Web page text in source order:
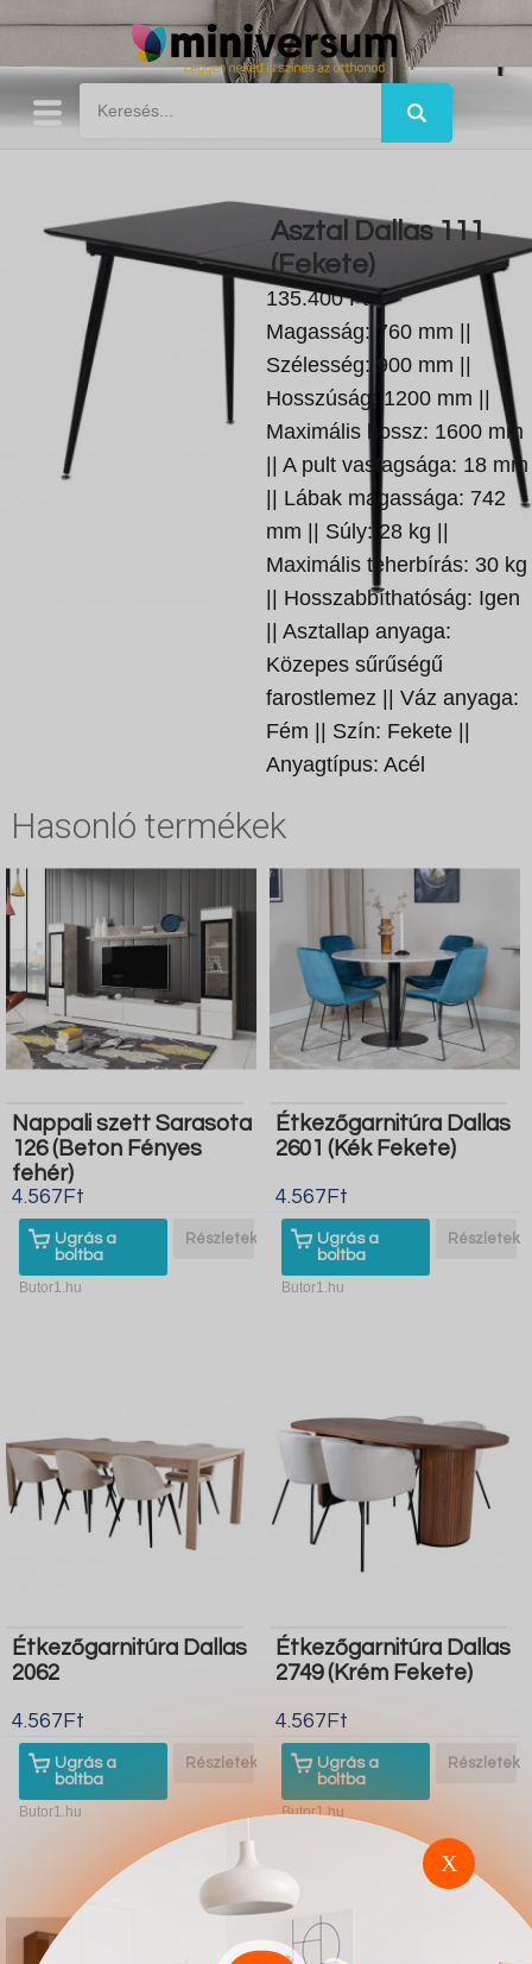
Asztal Dallas 111
(Fekete)
135.400 Ft
Magasság: 760 mm ||
Szélesség: 900 mm ||
Hosszúság: 1200 mm ||
Maximális hossz: 1600 mm
|| A pult vastagsága: 18 mm
|| Lábak magassága: 742
mm || Súly: 28 kg ||
Maximális teherbírás: 30 kg
|| Hosszabbíthatóság: Igen
|| Asztallap anyaga:
Közepes sűrűségű
farostlemez || Váz anyaga:
Fém || Szín: Fekete ||
Anyagtípus: Acél
Hasonló termékek
Nappali szett Sarasota
126 (Beton Fényes
fehér)
4.567Ft
Ugrás a
boltba
Részletek
Butor1.hu
Étkezőgarnitúra Dallas
2601 (Kék Fekete)
4.567Ft
Ugrás a
boltba
Részletek
Butor1.hu
Étkezőgarnitúra Dallas
2062
4.567Ft
Ugrás a
boltba
Részletek
Butor1.hu
Étkezőgarnitúra Dallas
2749 (Krém Fekete)
4.567Ft
Ugrás a
boltba
Részletek
Butor1.hu
X